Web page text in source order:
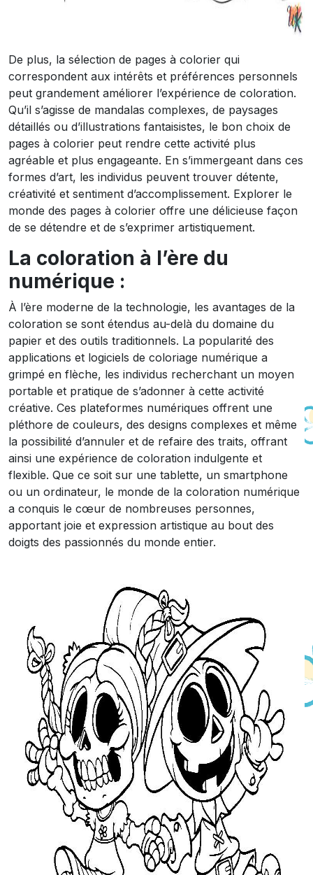
De plus, la sélection de pages à colorier qui
correspondent aux intérêts et préférences personnels
peut grandement améliorer l’expérience de coloration.
Qu’il s’agisse de mandalas complexes, de paysages
détaillés ou d’illustrations fantaisistes, le bon choix de
pages à colorier peut rendre cette activité plus
agréable et plus engageante. En s’immergeant dans ces
formes d’art, les individus peuvent trouver détente,
créativité et sentiment d’accomplissement. Explorer le
monde des pages à colorier offre une délicieuse façon
de se détendre et de s’exprimer artistiquement.
La coloration à l’ère du
numérique :
À l’ère moderne de la technologie, les avantages de la
coloration se sont étendus au-delà du domaine du
papier et des outils traditionnels. La popularité des
applications et logiciels de coloriage numérique a
grimpé en flèche, les individus recherchant un moyen
portable et pratique de s’adonner à cette activité
créative. Ces plateformes numériques offrent une
pléthore de couleurs, des designs complexes et même
la possibilité d’annuler et de refaire des traits, offrant
ainsi une expérience de coloration indulgente et
flexible. Que ce soit sur une tablette, un smartphone
ou un ordinateur, le monde de la coloration numérique
a conquis le cœur de nombreuses personnes,
apportant joie et expression artistique au bout des
doigts des passionnés du monde entier.